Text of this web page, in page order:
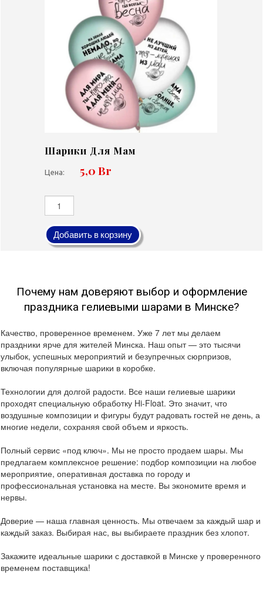
Шарики Для Мам
Цена: 5,0 Br
Добавить в корзину
Почему нам доверяют выбор и оформление
праздника гелиевыми шарами в Минске?
Качество, проверенное временем. Уже 7 лет мы делаем
праздники ярче для жителей Минска. Наш опыт — это тысячи
улыбок, успешных мероприятий и безупречных сюрпризов,
включая популярные шарики в коробке.
Технологии для долгой радости. Все наши гелиевые шарики
проходят специальную обработку Hi-Float. Это значит, что
воздушные композиции и фигуры будут радовать гостей не день, а
многие недели, сохраняя свой объем и яркость.
Полный сервис «под ключ». Мы не просто продаем шары. Мы
предлагаем комплексное решение: подбор композиции на любое
мероприятие, оперативная доставка по городу и
профессиональная установка на месте. Вы экономите время и
нервы.
Доверие — наша главная ценность. Мы отвечаем за каждый шар и
каждый заказ. Выбирая нас, вы выбираете праздник без хлопот.
Закажите идеальные шарики с доставкой в Минске у проверенного
временем поставщика!